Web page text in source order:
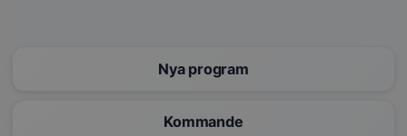
Nya program
Kommande